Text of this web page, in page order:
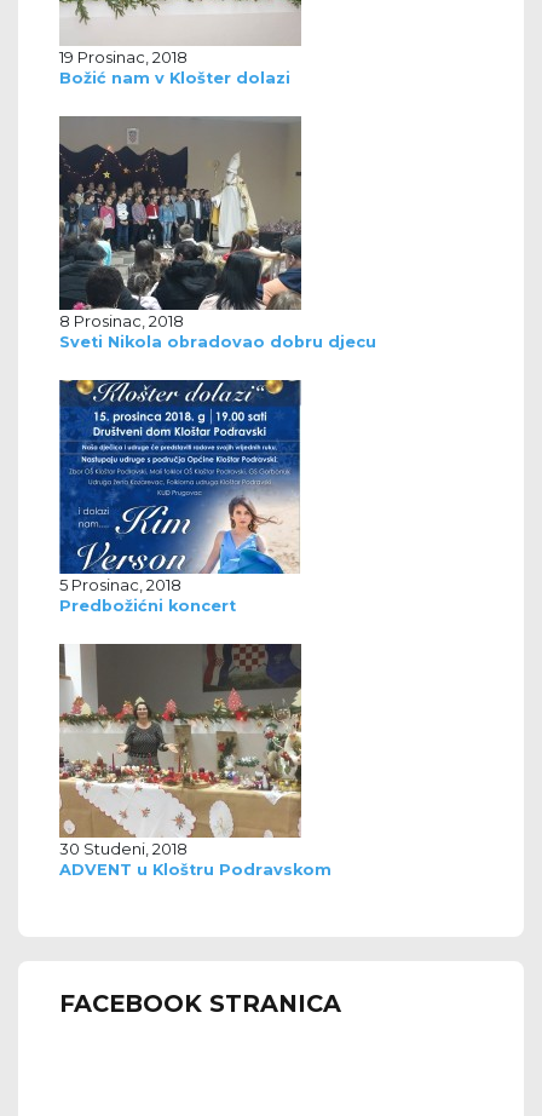
19 Prosinac, 2018
Božić nam v Klošter dolazi
8 Prosinac, 2018
Sveti Nikola obradovao dobru djecu
5 Prosinac, 2018
Predbožićni koncert
30 Studeni, 2018
ADVENT u Kloštru Podravskom
FACEBOOK STRANICA